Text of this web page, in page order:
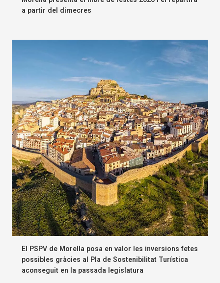
a partir del dimecres
El PSPV de Morella posa en valor les inversions fetes
possibles gràcies al Pla de Sostenibilitat Turística
aconseguit en la passada legislatura